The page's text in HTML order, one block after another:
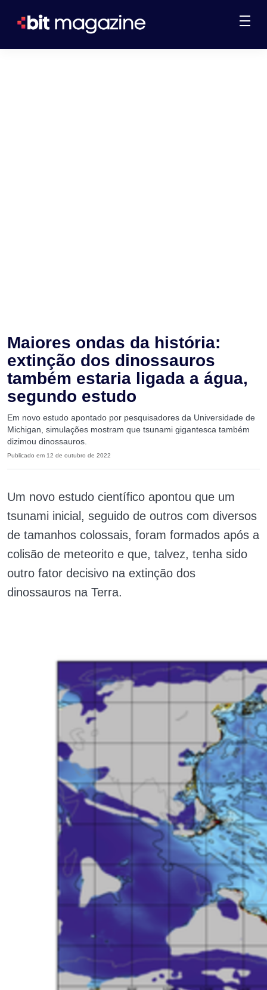
Maiores ondas da história:
extinção dos dinossauros
também estaria ligada a água,
segundo estudo
Em novo estudo apontado por pesquisadores da Universidade de
Michigan, simulações mostram que tsunami gigantesca também
dizimou dinossauros.
Publicado em 12 de outubro de 2022
Um novo estudo científico apontou que um
tsunami inicial, seguido de outros com diversos
de tamanhos colossais, foram formados após a
colisão de meteorito e que, talvez, tenha sido
outro fator decisivo na extinção dos
dinossauros na Terra.